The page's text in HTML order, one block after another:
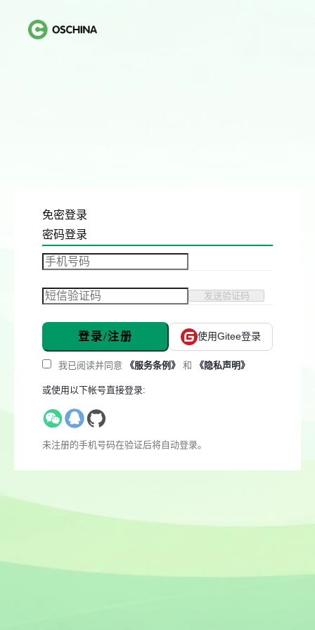
免密登录
密码登录
发送验证码
登录/注册 使用Gitee登录
我已阅读并同意 《服务条例》 和 《隐私声明》
或使用以下帐号直接登录:
未注册的手机号码在验证后将自动登录。